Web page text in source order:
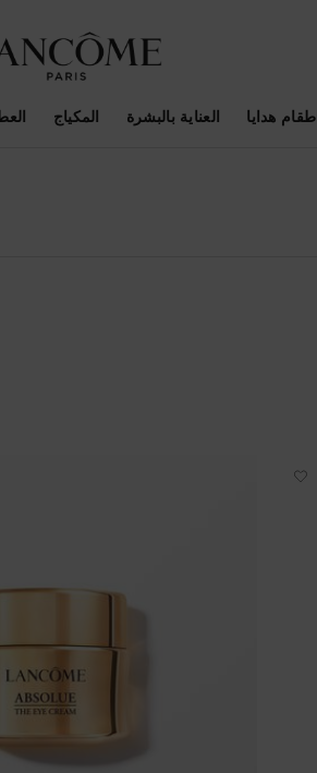
اطقام هدايا العناية بالبشرة المكياج